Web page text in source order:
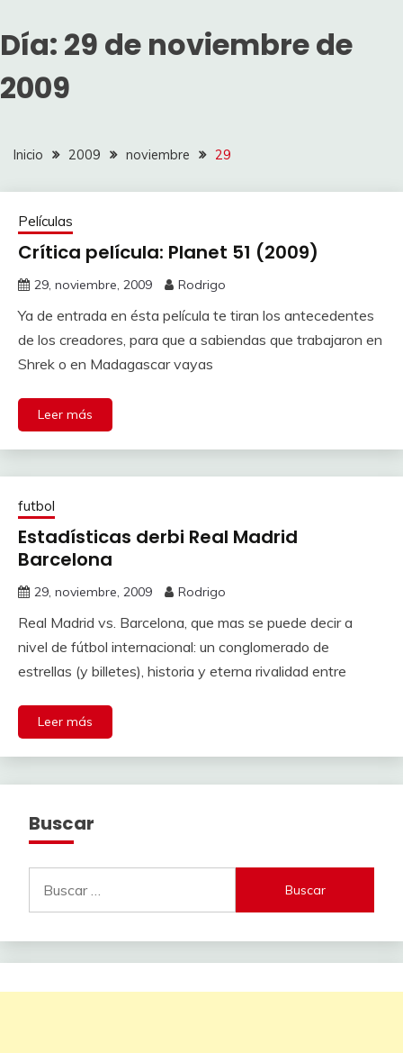
Día: 29 de noviembre de
2009
Inicio 2009 noviembre 29
Películas
Crítica película: Planet 51 (2009)
29, noviembre, 2009 Rodrigo
Ya de entrada en ésta película te tiran los antecedentes
de los creadores, para que a sabiendas que trabajaron en
Shrek o en Madagascar vayas
Leer más
futbol
Estadísticas derbi Real Madrid
Barcelona
29, noviembre, 2009 Rodrigo
Real Madrid vs. Barcelona, que mas se puede decir a
nivel de fútbol internacional: un conglomerado de
estrellas (y billetes), historia y eterna rivalidad entre
Leer más
Buscar